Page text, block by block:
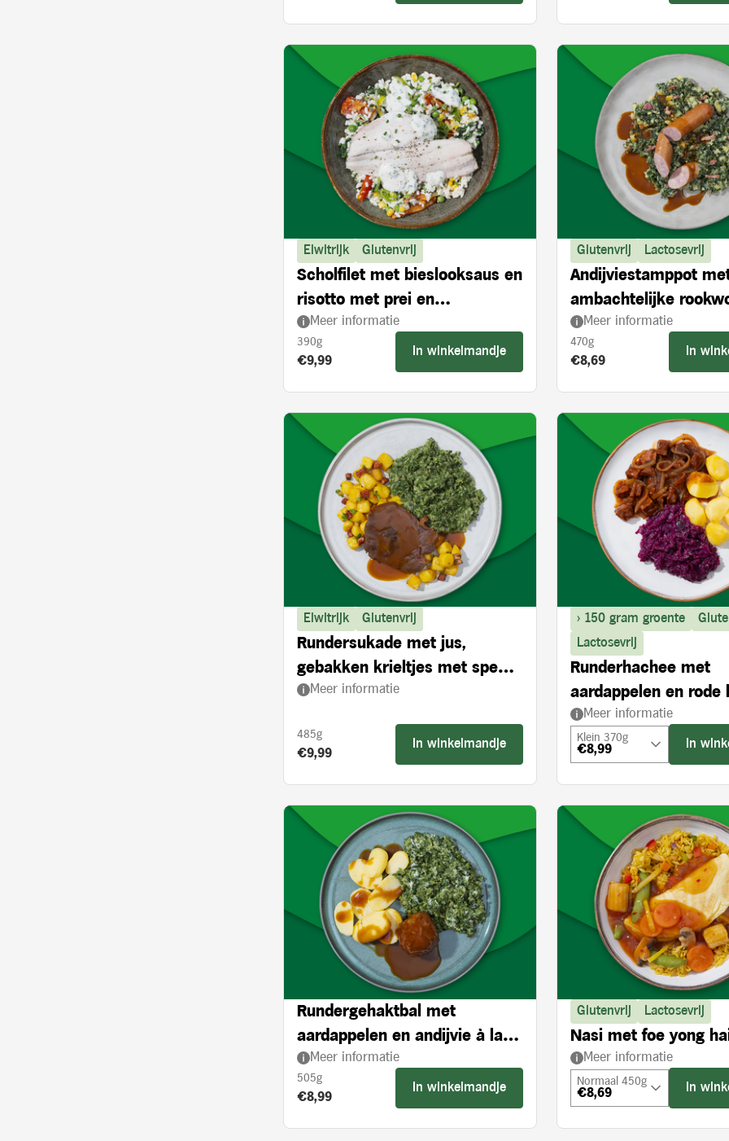
Eiwitrijk Glutenvrij
Scholfilet met bieslooksaus en
risotto met prei en
ovengedroogde tomaten
Meer informatie
390g
Product prijs:
€9,99
In winkelmandje
Glutenvrij Lactosevrij
Andijviestamppot
ambachtelijke
Meer informatie
470g
Product prijs:
€8,69
In
Eiwitrijk Glutenvrij
Rundersukade met jus,
gebakken krieltjes met spek,
ui en andijvie à la crème
Meer informatie
485g
Product prijs:
€9,99
In winkelmandje
> 150 gram groente
Lactosevrij
Runderhachee met
aardappelen en rode
appel
Meer informatie
Klein 370g
€8,99 In
Rundergehaktbal met
aardappelen en andijvie à la
crème
Meer informatie
505g
Product prijs:
€8,99
In winkelmandje
Glutenvrij Lactosevrij
Nasi met foe yong
Meer informatie
Normaal 450g
€8,69 In